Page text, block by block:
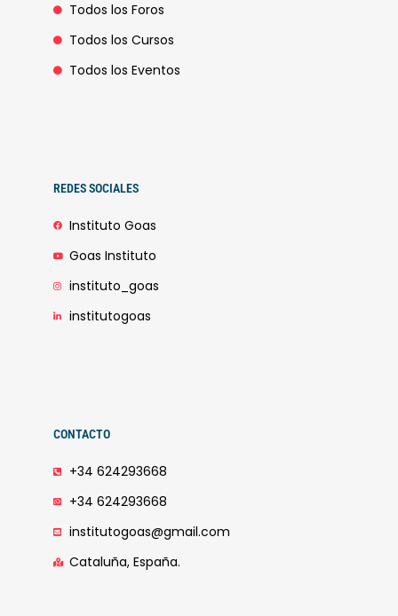
Todos los Foros
Todos los Cursos
Todos los Eventos
REDES SOCIALES
Instituto Goas
Goas Instituto
instituto_goas
institutogoas
CONTACTO
+34 624293668
+34 624293668
institutogoas@gmail.com
Cataluña, España.